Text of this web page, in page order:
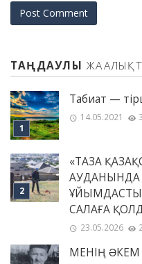
ТАҢДАУЛЫ
Табиғат —
14.05.2021
«ТАЗА
АУДАНЫНДА
САЛАҒА
23.05.2026
МЕНІҢ